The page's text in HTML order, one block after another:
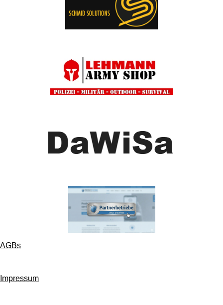
AGBs
Impressum